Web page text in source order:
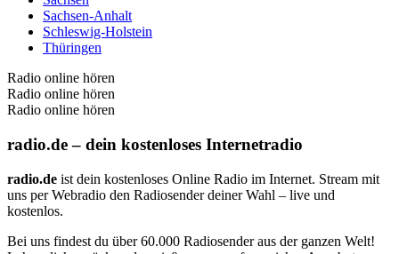
Sachsen-Anhalt
Schleswig-Holstein
Thüringen
Radio online hören
Radio online hören
Radio online hören
radio.de – dein kostenloses Internetradio
radio.de ist dein kostenloses Online Radio im Internet. Stream mit
uns per Webradio den Radiosender deiner Wahl – live und
kostenlos.
Bei uns findest du über 60.000 Radiosender aus der ganzen Welt!